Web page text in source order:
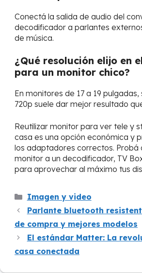
Conectá la salida de audio del
decodificador a parlantes
de música.
¿Qué resolución elijo en
para un monitor chico?
En monitores de 17 a 19
720p suele dar mejor resultado
Reutilizar monitor para ver tele y
casa es una opción económica y
los adaptadores correctos. Probá
monitor a un decodificador, TV
para aprovechar al máximo tus
Categorías
Imagen y video
Parlante bluetooth
de compra y mejores modelos
El estándar Matter: La
casa conectada